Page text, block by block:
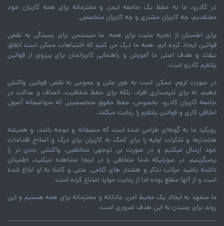
در کادرو، ما به حفظ یک جامعه ایمن و محترمانه برای همه کاربران خود
معتقدیم، چه کاربران مشتری و چه کاربران متخصص.
برای اطمینان از تجربه مثبت برای همه، ما سیستمی برای رسیدگی به نقض
قوانین ایجاد کرده ایم. همه ما درک می کنیم که اشتباهات ممکن است اتفاق
بیفتد و هدف اصلی ما آموزش و راهنمایی کاربرانمان برای پیروی از قوانین
پلتفرم کادرو است.
در صورت لزوم، ممکن است به طور علنی و عمومی به نقض قوانین واکنش
دهیم، نه برای شرمساری افراد، بلکه برای حفظ شفافیت، انصاف و عدالت در
جامعه کاربران کادرو، بخصوص، حفظ حقوق متخصصینی که متواضعانه أصول
اخلاقی کاری و قوانین پلتفرم را رعایت میکنند.
رویکرد ما به گونه‌ای طراحی شده است که منصفانه و موجه باشد، و همیشه
هشدارها و تذکرات اولیه را برای کمک به کاربران برای درک و اصلاح اقدامات
خود ارسال میکنیم و در صورت بی توجهی متخلفین، واکنشی جدی تر را
برمیگزینیم. در صورتیکه شما متخلفی را در اینجا مشاهده میکنید، اطمینان
داشته باشید مراتب تذکر و هشدار های کلامی، متنی و کاملا به او ابلاغ شده
است و از آنها مطلع بوده اما از رعایت موارد امتناع کرده است.
ما متعهد به ایجاد یک محیط امن، عادلانه و محترمانه برای همه هستیم و این
روند برای رسیدن به این هدف ضروری است.